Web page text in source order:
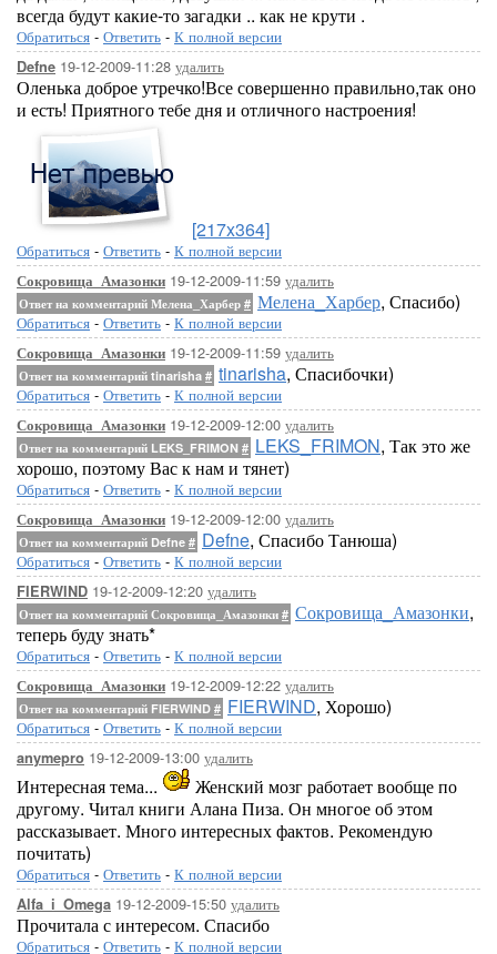
всегда будут какие-то загадки .. как не крути .
Обратиться - Ответить - К полной версии
Defne 19-12-2009-11:28 удалить
Оленька доброе утречко!Все совершенно правильно,так оно
и есть! Приятного тебе дня и отличного настроения!
[217x364]
Обратиться - Ответить - К полной версии
Сокровища_Амазонки 19-12-2009-11:59 удалить
Ответ на комментарий Мелена_Харбер # Мелена_Харбер, Спасибо)
Обратиться - Ответить - К полной версии
Сокровища_Амазонки 19-12-2009-11:59 удалить
Ответ на комментарий tinarisha # tinarisha, Спасибочки)
Обратиться - Ответить - К полной версии
Сокровища_Амазонки 19-12-2009-12:00 удалить
Ответ на комментарий LEKS_FRIMON # LEKS_FRIMON, Так это же
хорошо, поэтому Вас к нам и тянет)
Обратиться - Ответить - К полной версии
Сокровища_Амазонки 19-12-2009-12:00 удалить
Ответ на комментарий Defne # Defne, Спасибо Танюша)
Обратиться - Ответить - К полной версии
FIERWIND 19-12-2009-12:20 удалить
Ответ на комментарий Сокровища_Амазонки # Сокровища_Амазонки,
теперь буду знать*
Обратиться - Ответить - К полной версии
Сокровища_Амазонки 19-12-2009-12:22 удалить
Ответ на комментарий FIERWIND # FIERWIND, Хорошо)
Обратиться - Ответить - К полной версии
anymepro 19-12-2009-13:00 удалить
Интересная тема...
Женский мозг работает вообще по
другому. Читал книги Алана Пиза. Он многое об этом
рассказывает. Много интересных фактов. Рекомендую
почитать)
Обратиться - Ответить - К полной версии
Alfa_i_Omega 19-12-2009-15:50 удалить
Прочитала с интересом. Спасибо
Обратиться - Ответить - К полной версии